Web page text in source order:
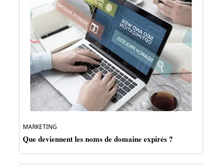
MARKETING
Que deviennent les noms de domaine expirés ?